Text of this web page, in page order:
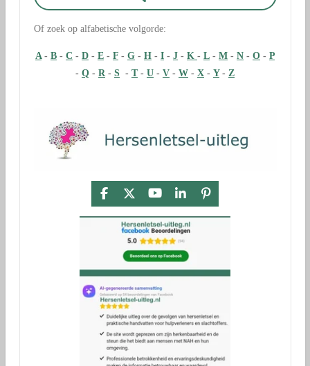
Of zoek op alfabetische volgorde:
A - B - C - D - E - F - G - H - I - J - K - L - M - N - O - P
- Q - R - S - T- U - V - W - X - Y- Z
F
a
c
k
X
Y
o
u
T
u
b
e
L
i
n
k
e
d
I
n
P
i
n
s